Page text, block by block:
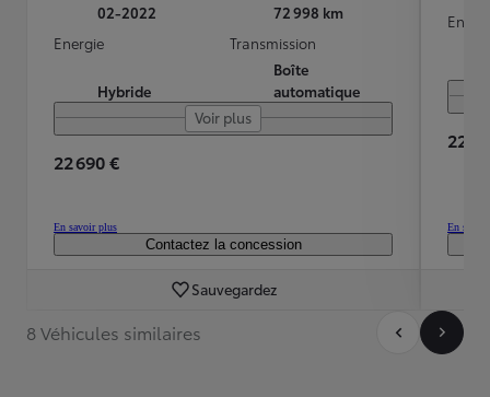
02-2022
72 998 km
Energie
Hybride
Transmission
Boîte
automatique
Voir plus
22 690 €
En savoir plus
Contactez la concession
Sauvegardez
22
En
8 Véhicules similaires